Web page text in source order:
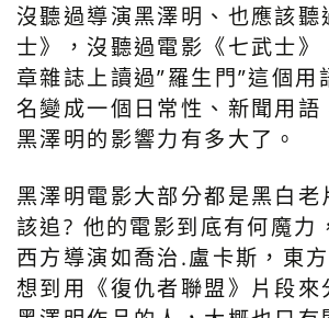
沒聽過導演黑澤明、也應該聽
士》，沒聽過電影《七武士》
章雜誌上讀過”羅生門”這個用
名變成一個日常性、新聞用語
黑澤明的影響力有多大了。
黑澤明電影大部分都是黑白老
該追? 他的電影到底有何魔力
西方導演如喬治.盧卡斯，東
想到用《復仇者聯盟》片段來